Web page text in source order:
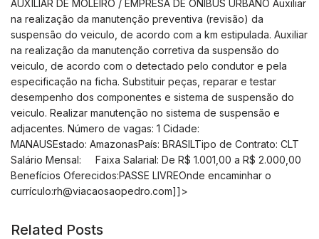
AUXILIAR DE MOLEIRO / EMPRESA DE ÔNIBUS URBANO Auxiliar
na realização da manutenção preventiva (revisão) da
suspensão do veiculo, de acordo com a km estipulada. Auxiliar
na realização da manutenção corretiva da suspensão do
veiculo, de acordo com o detectado pelo condutor e pela
especificação na ficha. Substituir peças, reparar e testar
desempenho dos componentes e sistema de suspensão do
veiculo. Realizar manutenção no sistema de suspensão e
adjacentes. Número de vagas: 1 Cidade:
MANAUSEstado: AmazonasPaís: BRASILTipo de Contrato: CLT
Salário Mensal: Faixa Salarial: De R$ 1.001,00 a R$ 2.000,00
Benefícios Oferecidos:PASSE LIVREOnde encaminhar o
currículo:rh@viacaosaopedro.com]]>
Related Posts